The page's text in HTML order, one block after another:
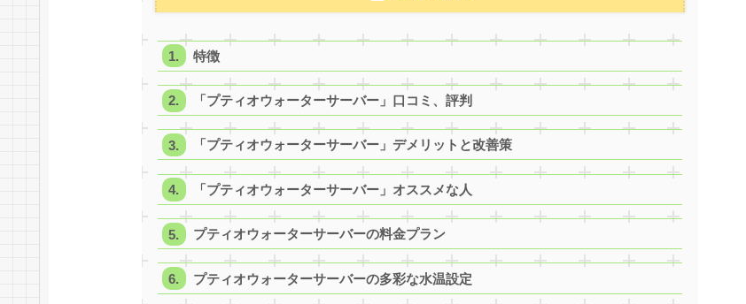
特徴
「プティオウォーターサーバー」口コミ、評判
「プティオウォーターサーバー」デメリットと改善策
「プティオウォーターサーバー」オススメな人
プティオウォーターサーバーの料金プラン
プティオウォーターサーバーの多彩な水温設定